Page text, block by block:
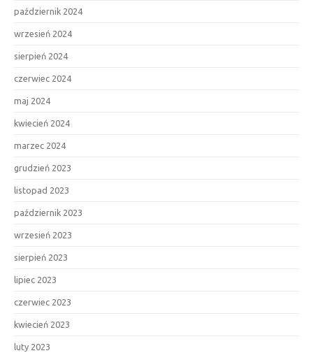
październik 2024
wrzesień 2024
sierpień 2024
czerwiec 2024
maj 2024
kwiecień 2024
marzec 2024
grudzień 2023
listopad 2023
październik 2023
wrzesień 2023
sierpień 2023
lipiec 2023
czerwiec 2023
kwiecień 2023
luty 2023